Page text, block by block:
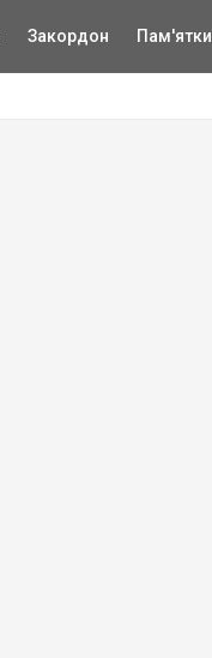
Закордон Пам'ятки